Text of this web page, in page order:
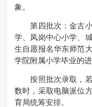
象。
第四批次：金古小
学、凤岗中心小学、
生自愿报名华东师范
学院附属小学毕业的
按照批次录取，若
数时，采取电脑派位
育局统筹安排。